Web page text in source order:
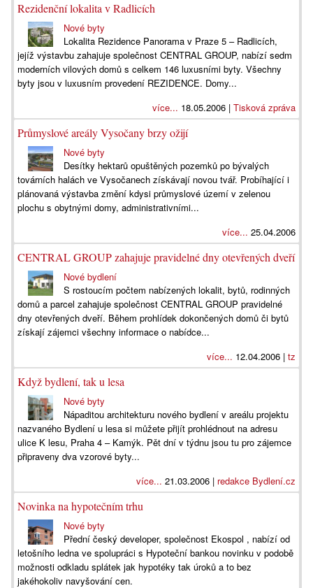
Rezidenční lokalita v Radlicích
Nové byty
Lokalita Rezidence Panorama v Praze 5 – Radlicích,
jejíž výstavbu zahajuje společnost CENTRAL GROUP, nabízí sedm
moderních vilových domů s celkem 146 luxusními byty. Všechny
byty jsou v luxusním provedení REZIDENCE. Domy...
více... 18.05.2006 | Tisková zpráva
Průmyslové areály Vysočany brzy ožijí
Nové byty
Desítky hektarů opuštěných pozemků po bývalých
továrních halách ve Vysočanech získávají novou tvář. Probíhající i
plánovaná výstavba změní kdysi průmyslové území v zelenou
plochu s obytnými domy, administrativními...
více... 25.04.2006
CENTRAL GROUP zahajuje pravidelné dny otevřených dveří
Nové bydlení
S rostoucím počtem nabízených lokalit, bytů, rodinných
domů a parcel zahajuje společnost CENTRAL GROUP pravidelné
dny otevřených dveří. Během prohlídek dokončených domů či bytů
získají zájemci všechny informace o nabídce...
více... 12.04.2006 | tz
Když bydlení, tak u lesa
Nové byty
Nápaditou architekturu nového bydlení v areálu projektu
nazvaného Bydlení u lesa si můžete přijít prohlédnout na adresu
ulice K lesu, Praha 4 – Kamýk. Pět dní v týdnu jsou tu pro zájemce
připraveny dva vzorové byty...
více... 21.03.2006 | redakce Bydlení.cz
Novinka na hypotečním trhu
Nové byty
Přední český developer, společnost Ekospol , nabízí od
letošního ledna ve spolupráci s Hypoteční bankou novinku v podobě
možnosti odkladu splátek jak hypotéky tak úroků a to bez
jakéhokoliv navyšování cen.